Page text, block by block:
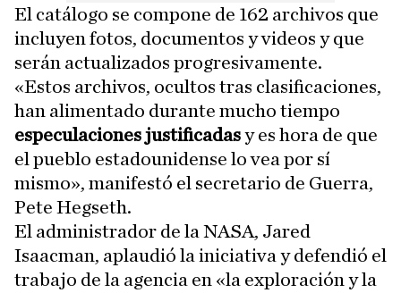
El catálogo se compone de 162 archivos que
incluyen fotos, documentos y videos y que
serán actualizados progresivamente.
«Estos archivos, ocultos tras clasificaciones,
han alimentado durante mucho tiempo
especulaciones justificadasy es hora de que
el pueblo estadounidense lo vea por sí
mismo», manifestó el secretario de Guerra,
Pete Hegseth.
El administrador de la NASA, Jared
Isaacman, aplaudió la iniciativa y defendió el
trabajo de la agencia en «la exploración y la